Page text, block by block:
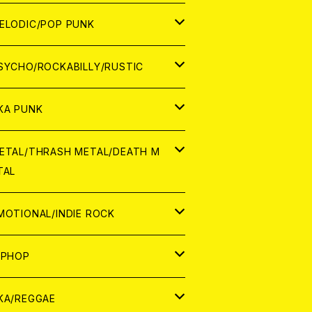
ログ
ログ
POP PUNK
ROCKABILLY/RUSTIC
PUNK
THRASH METAL/DEATH M
INDIE ROCK
REGGAE